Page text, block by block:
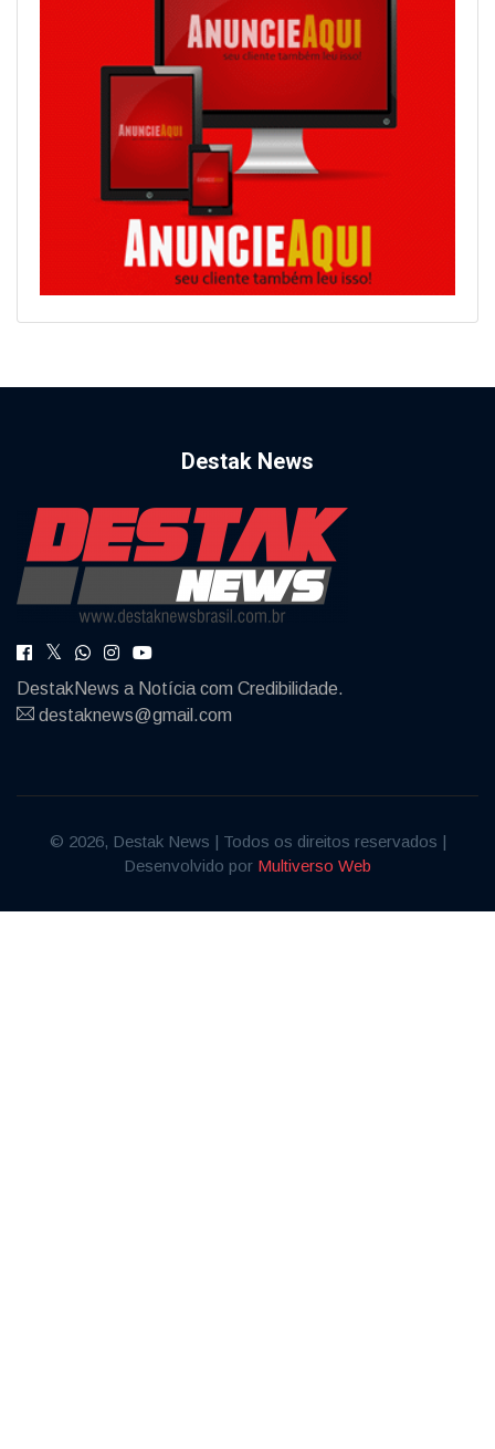
Destak News
DestakNews a Notícia com Credibilidade.
destaknews@gmail.com
© 2026, Destak News | Todos os direitos reservados |
Desenvolvido por Multiverso Web